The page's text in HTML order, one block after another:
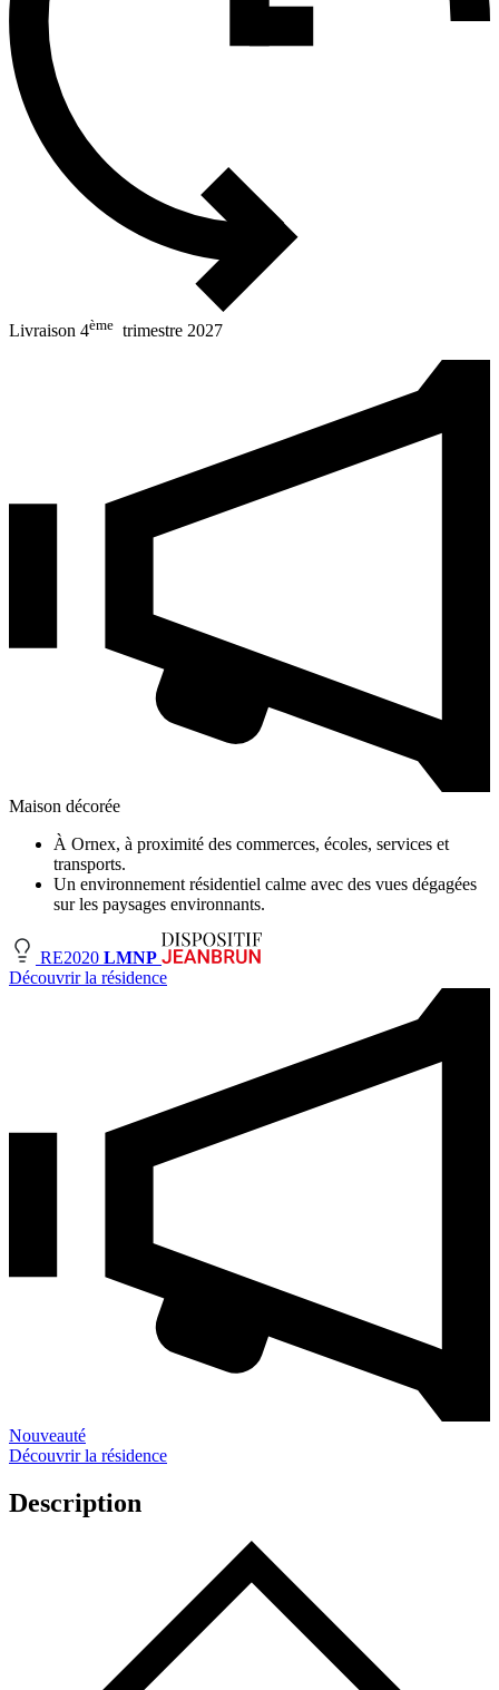
Livraison 4ème trimestre 2027
Maison décorée
À Ornex, à proximité des commerces, écoles, services et
transports.
Un environnement résidentiel calme avec des vues dégagées
sur les paysages environnants.
RE2020 LMNP
Découvrir la résidence
Nouveauté
Découvrir la résidence
Description